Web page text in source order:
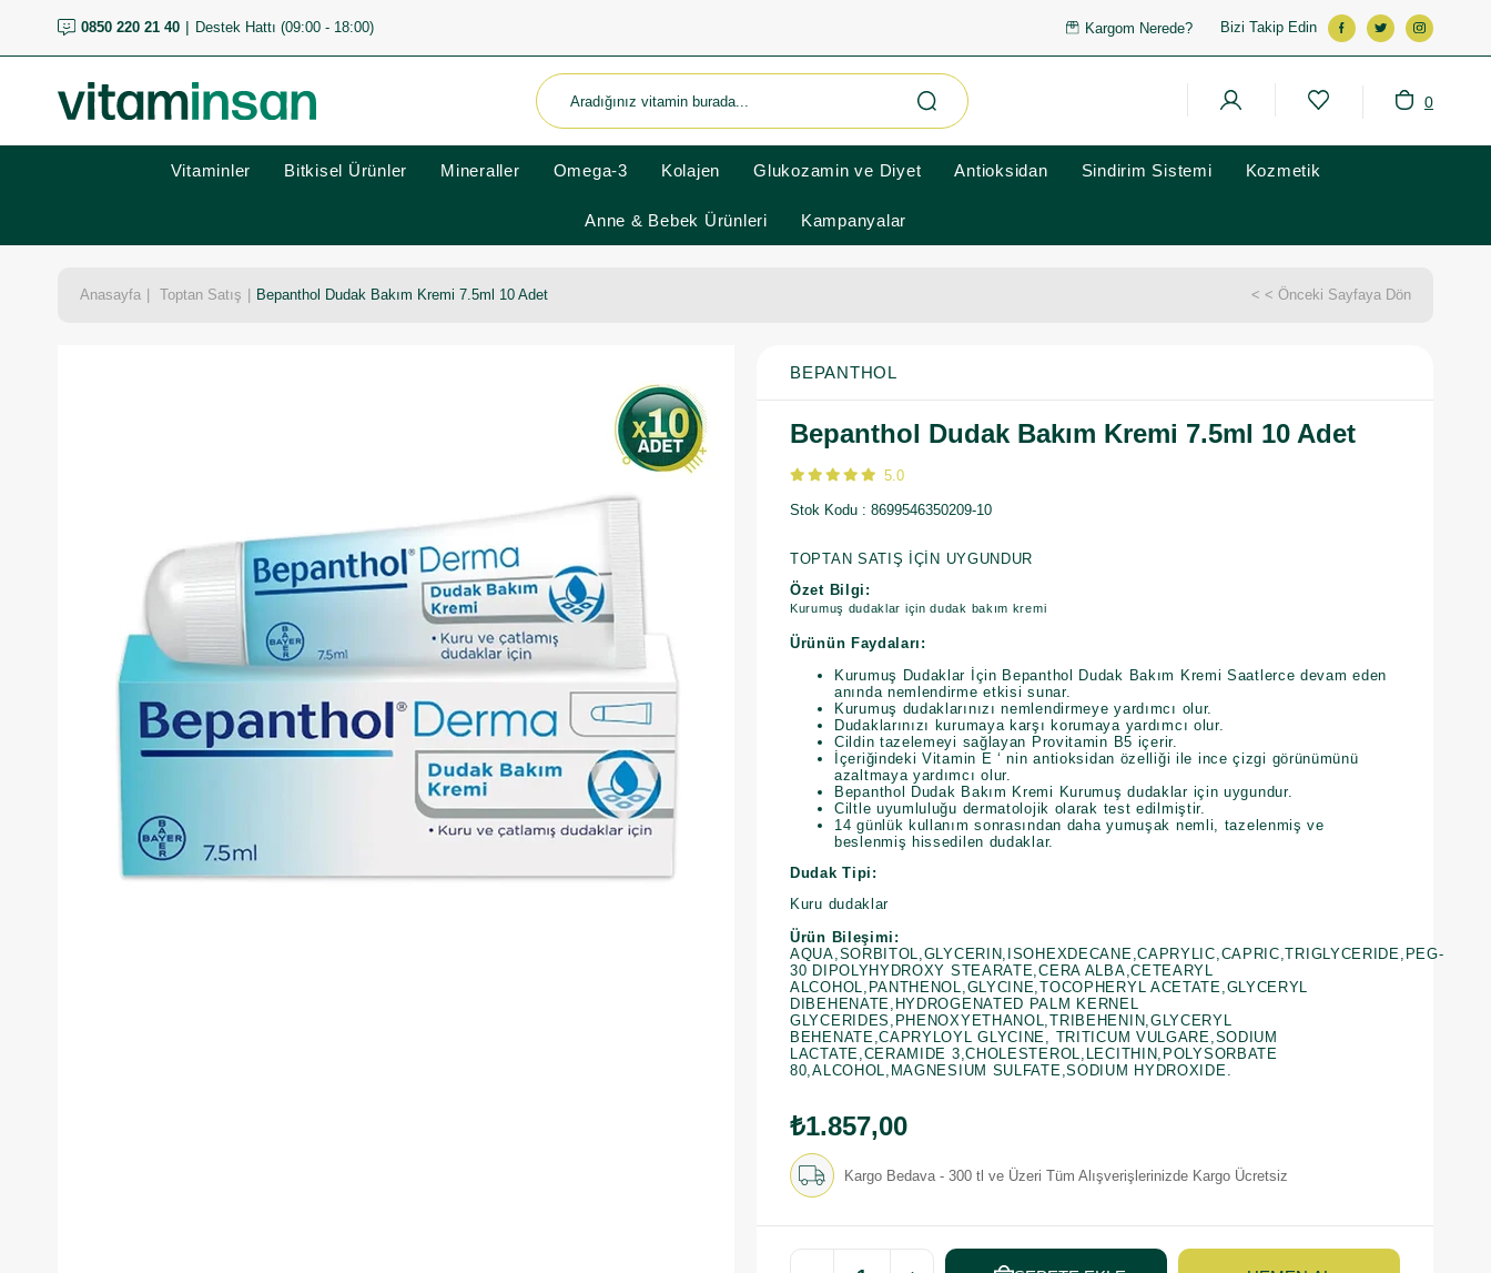
0850 220 21 40 Destek Hattı (09:00 - 18:00) Kargom Nerede? Bizi Takip Edin
0
Vitaminler Bitkisel Ürünler Mineraller Omega-3 Kolajen Glukozamin ve Diyet Antioksidan Sindirim Sistemi Kozmetik
Anne & Bebek Ürünleri Kampanyalar
Anasayfa Toptan Satış Bepanthol Dudak Bakım Kremi 7.5ml 10 Adet < < Önceki Sayfaya Dön
BEPANTHOL
Bepanthol Dudak Bakım Kremi 7.5ml 10 Adet
5.0
Stok Kodu 8699546350209-10
TOPTAN SATIŞ İÇİN UYGUNDUR
Özet Bilgi:
Kurumuş dudaklar için dudak bakım kremi
Ürünün Faydaları:
Kurumuş Dudaklar İçin Bepanthol Dudak Bakım Kremi Saatlerce devam eden
anında nemlendirme etkisi sunar.
Kurumuş dudaklarınızı nemlendirmeye yardımcı olur.
Dudaklarınızı kurumaya karşı korumaya yardımcı olur.
Cildin tazelemeyi sağlayan Provitamin B5 içerir.
İçeriğindeki Vitamin E ‘ nin antioksidan özelliği ile ince çizgi görünümünü
azaltmaya yardımcı olur.
Bepanthol Dudak Bakım Kremi Kurumuş dudaklar için uygundur.
Ciltle uyumluluğu dermatolojik olarak test edilmiştir.
14 günlük kullanım sonrasından daha yumuşak nemli, tazelenmiş ve
beslenmiş hissedilen dudaklar.
Dudak Tipi:
Kuru dudaklar
Ürün Bileşimi:
AQUA,SORBITOL,GLYCERIN,ISOHEXDECANE,CAPRYLIC,CAPRIC,TRIGLYCERIDE,PEG-
30 DIPOLYHYDROXY STEARATE,CERA ALBA,CETEARYL
ALCOHOL,PANTHENOL,GLYCINE,TOCOPHERYL ACETATE,GLYCERYL
DIBEHENATE,HYDROGENATED PALM KERNEL
GLYCERIDES,PHENOXYETHANOL,TRIBEHENIN,GLYCERYL
BEHENATE,CAPRYLOYL GLYCINE, TRITICUM VULGARE,SODIUM
LACTATE,CERAMIDE 3,CHOLESTEROL,LECITHIN,POLYSORBATE
80,ALCOHOL,MAGNESIUM SULFATE,SODIUM HYDROXIDE.
₺1.857,00
Kargo Bedava - 300 tl ve Üzeri Tüm Alışverişlerinizde Kargo Ücretsiz